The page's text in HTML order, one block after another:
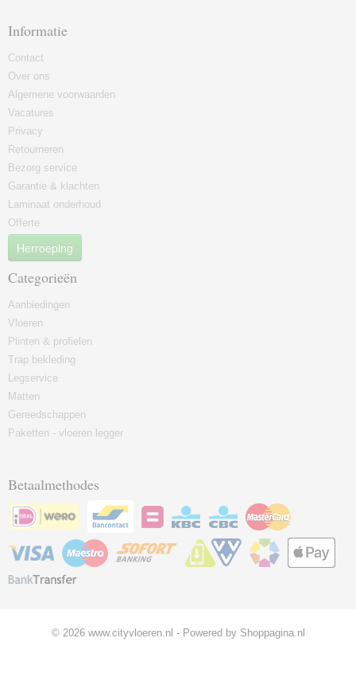
Informatie
Contact
Over ons
Algemene voorwaarden
Vacatures
Privacy
Retourneren
Bezorg service
Garantie & klachten
Laminaat onderhoud
Offerte
Herroeping
Categorieën
Aanbiedingen
Vloeren
Plinten & profielen
Trap bekleding
Legservice
Matten
Gereedschappen
Paketten - vloeren legger
Betaalmethodes
© 2026 www.cityvloeren.nl - Powered by Shoppagina.nl